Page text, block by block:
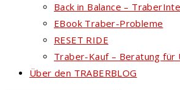
Back in Balance –
EBook Traber-Probleme
RESET RIDE
Traber-Kauf – Beratung für
Über den TRABERBLOG